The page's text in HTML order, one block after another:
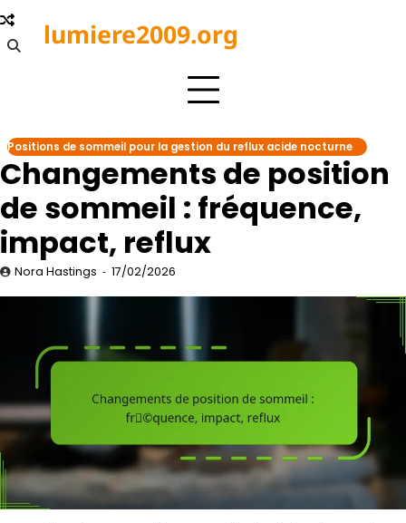
Skip
to
content
lumiere2009.org
Positions de sommeil pour la gestion du reflux acide nocturne
Changements de position
de sommeil : fréquence,
impact, reflux
Nora Hastings 17/02/2026